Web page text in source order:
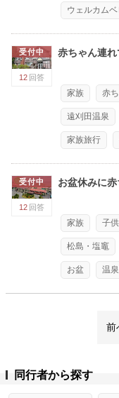
ウェルカムベ
受付中
12 回答
赤ちゃん連
家族 赤
遠刈田温泉
家族旅行
受付中
12 回答
お盆休みに
家族 子
松島・塩竈
お盆 温
前
同行者から探す